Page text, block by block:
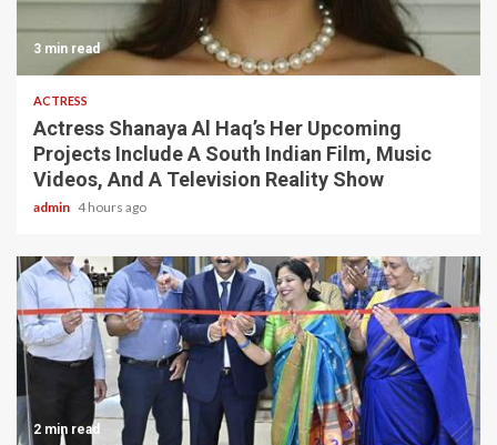
3 min read
ACTRESS
Actress Shanaya Al Haq’s Her Upcoming
Projects Include A South Indian Film, Music
Videos, And A Television Reality Show
admin 4 hours ago
2 min read